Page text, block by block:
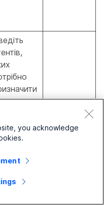
групи
робочі
you acknowledge